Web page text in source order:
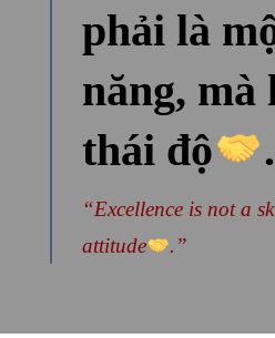
phải là
năng, mà
thái độ
“Excellence is not a
attitude
.”